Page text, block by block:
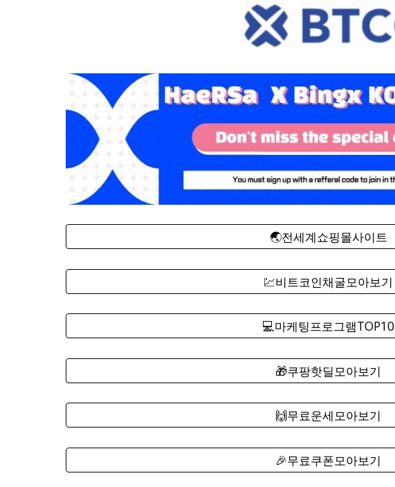
🌏전세계쇼핑몰사이트
💹비트코인채굴모아보기
💻마케팅프로그램TOP10
🎁쿠팡핫딜모아보기
🙌무료운세모아보기
🎉무료쿠폰모아보기